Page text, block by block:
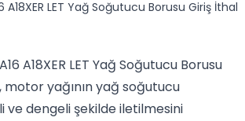
LET Yağ Soğutucu Borusu Giriş İthal
A18XER LET Yağ Soğutucu Borusu
yağının yağ soğutucu
ve dengeli şekilde iletilmesini